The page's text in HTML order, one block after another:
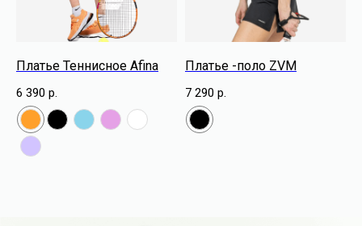
Платье Теннисное Afina
6 390 р.
Платье -поло ZVM
7 290 р.